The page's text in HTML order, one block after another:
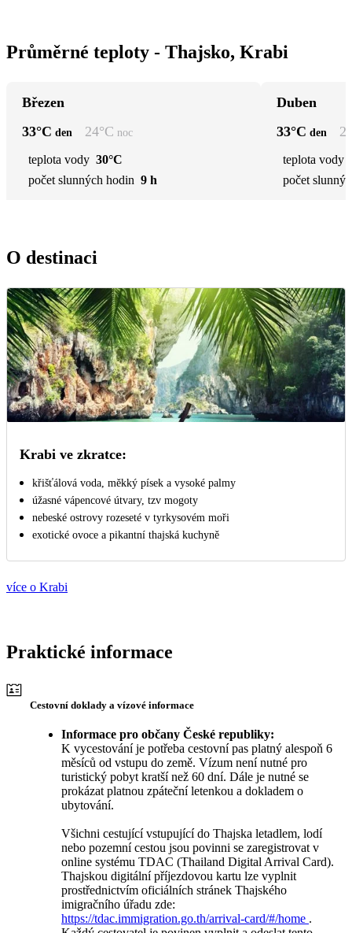
Průměrné teploty - Thajsko, Krabi
Březen
33°C den 24°C noc
teplota vody 30°C
počet slunných hodin 9 h
Duben
33°C den
teplota vody
počet
O destinaci
Krabi ve zkratce:
křišťálová voda, měkký písek a vysoké palmy
úžasné vápencové útvary, tzv mogoty
nebeské ostrovy rozeseté v tyrkysovém moři
exotické ovoce a pikantní thajská kuchyně
více o Krabi
Praktické informace
Cestovní doklady a vízové informace
Informace pro občany České republiky:
K vycestování je potřeba cestovní pas platný alespoň 6
měsíců od vstupu do země. Vízum není nutné pro
turistický pobyt kratší než 60 dní. Dále je nutné se
prokázat platnou zpáteční letenkou a dokladem o
ubytování.
Všichni cestující vstupující do Thajska letadlem, lodí
nebo pozemní cestou jsou povinni se zaregistrovat v
online systému TDAC (Thailand Digital Arrival Card).
Thajskou digitální příjezdovou kartu lze vyplnit
prostřednictvím oficiálních stránek Thajského
imigračního úřadu zde:
https://tdac.immigration.go.th/arrival-card/#/home .